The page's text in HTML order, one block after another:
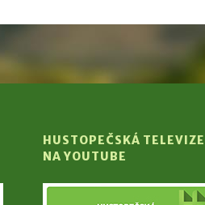
HUSTOPEČSKÁ TELEVIZE
NA YOUTUBE